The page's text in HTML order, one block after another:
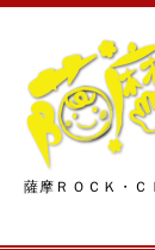
薩摩ＲＯＣＫ・Ｃ